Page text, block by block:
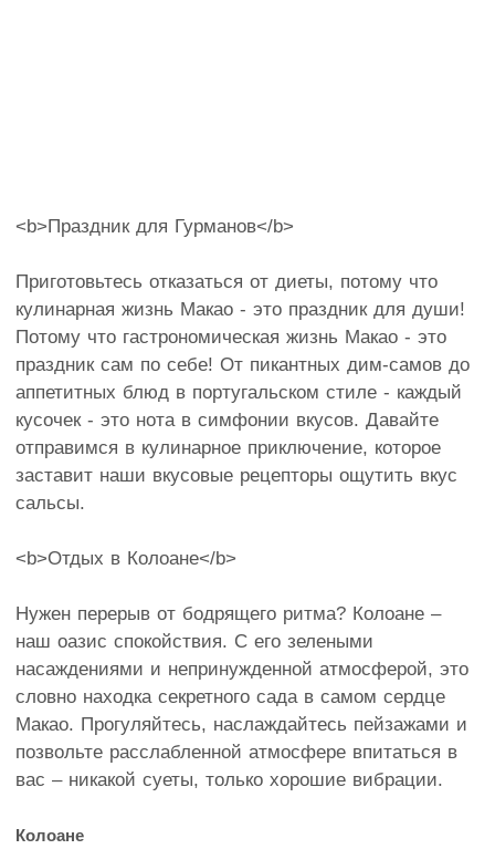
<b>Праздник для Гурманов</b>
Приготовьтесь отказаться от диеты, потому что
кулинарная жизнь Макао - это праздник для души!
Потому что гастрономическая жизнь Макао - это
праздник сам по себе! От пикантных дим-самов до
аппетитных блюд в португальском стиле - каждый
кусочек - это нота в симфонии вкусов. Давайте
отправимся в кулинарное приключение, которое
заставит наши вкусовые рецепторы ощутить вкус
сальсы.
<b>Отдых в Колоане</b>
Нужен перерыв от бодрящего ритма? Колоане –
наш оазис спокойствия. С его зелеными
насаждениями и непринужденной атмосферой, это
словно находка секретного сада в самом сердце
Макао. Прогуляйтесь, наслаждайтесь пейзажами и
позвольте расслабленной атмосфере впитаться в
вас – никакой суеты, только хорошие вибрации.
Колоане